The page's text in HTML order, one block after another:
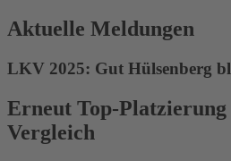
Aktuelle Meldungen
LKV 2025: Gut Hülsenberg
Erneut Top-Platzierung
Vergleich